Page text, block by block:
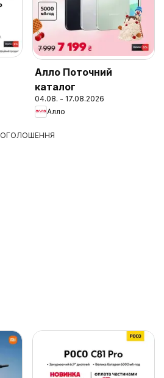
Алло Поточний
каталог
04.08. - 17.08.2026
Алло
ОГОЛОШЕННЯ